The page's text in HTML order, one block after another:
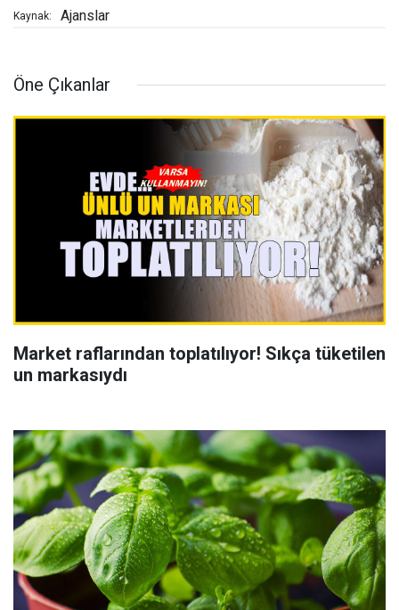
Kaynak: Ajanslar
Öne Çıkanlar
Market raflarından toplatılıyor! Sıkça tüketilen
un markasıydı